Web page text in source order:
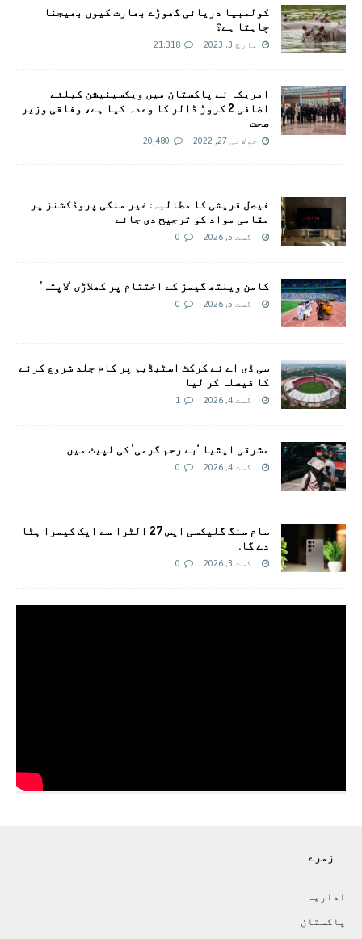
کولمبیا دریائی گھوڑے بھارت کیوں بھیجنا
چاہتا ہے؟
مارچ 3, 2023 21,318
امريکہ نے پاکستان میں ویکسینیشن کیلئے
اضافی 2 کروڑ ڈالر کا وعدہ کیا ہے، وفاقی وزیر
صحت
جولائی 27, 2022 20,480
فیصل قریشی کا مطالبہ: غیر ملکی پروڈکشنز پر
مقامی مواد کو ترجیح دی جائے
اگست 5, 2026 0
کامن ویلتھ گیمز کے اختتام پر کھلاڑی ‘لاپتہ’
اگست 5, 2026 0
سی ڈی اے نے کرکٹ اسٹیڈیم پر کام جلد شروع کرنے
کا فیصلہ کر لیا
اگست 4, 2026 1
مشرقی ایشیا ‘بے رحم گرمی’ کی لپیٹ میں
اگست 4, 2026 0
سام سنگ گلیکسی ایس 27 الٹرا سے ایک کیمرا ہٹا
دے گا.
اگست 3, 2026 0
زمرے
اداريہ
پاکستان